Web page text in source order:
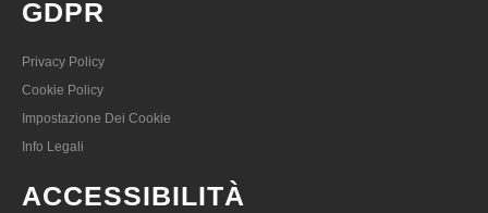
GDPR
Privacy Policy
Cookie Policy
Impostazione Dei Cookie
Info Legali
ACCESSIBILITÀ